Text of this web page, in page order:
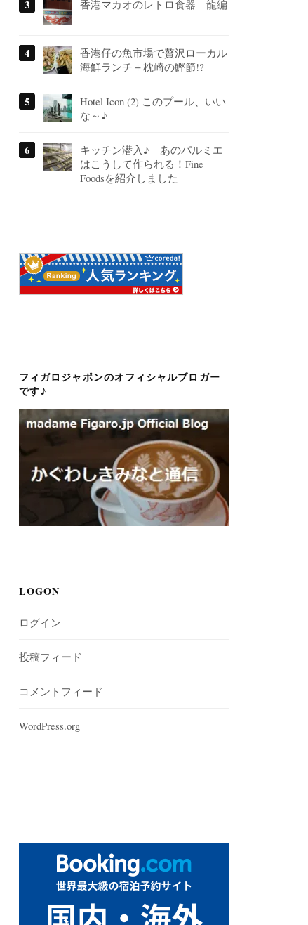
香港マカオのレトロ食器 龍編
香港仔の魚市場で贅沢ローカル
海鮮ランチ＋枕崎の鰹節!?
Hotel Icon (2) このプール、いい
な～♪
キッチン潜入♪ あのパルミエ
はこうして作られる！Fine
Foodsを紹介しました
フィガロジャポンのオフィシャルブロガー
です♪
LOGON
ログイン
投稿フィード
コメントフィード
WordPress.org